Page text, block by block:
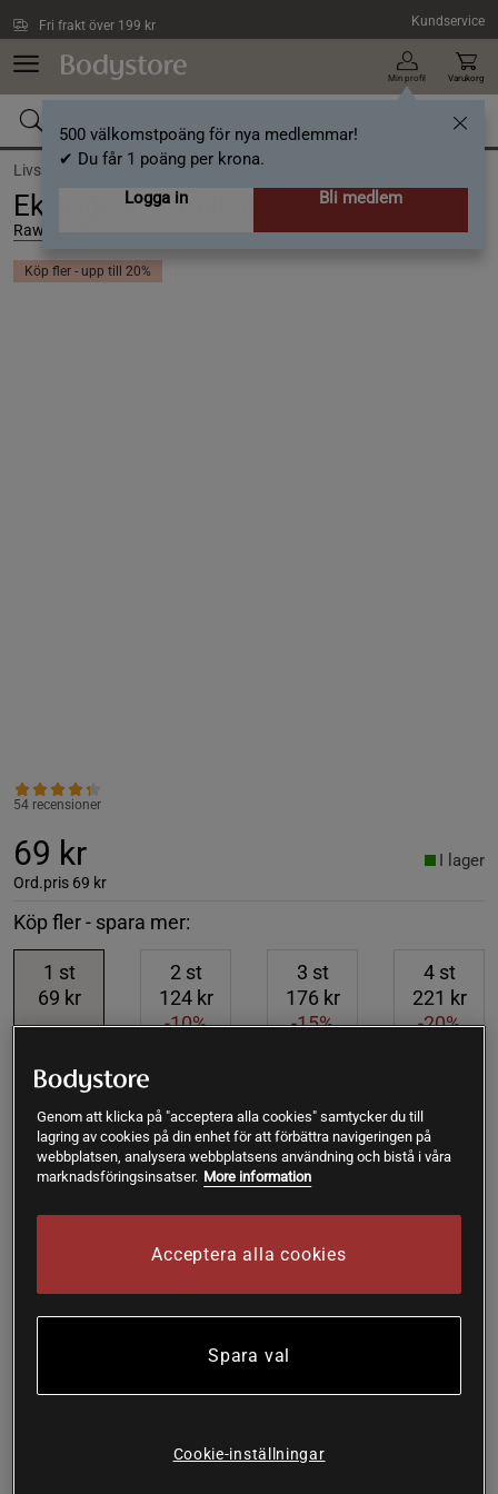
Fri frakt över 199 kr Kundservice
Min profil
500 välkomstpoäng för nya medlemmar!
✔ Du får 1 poäng per krona.
Logga in
Bli medlem
Varukorg
Livsmedel /Matlagning / Kryddor
Ekologiskt Kanelpulver 125 g
Rawpowder
Köp fler - upp till 20%
54 recensioner
69 kr
Ord.pris 69 kr
I lager
Köp fler - spara mer:
1 st
69 kr
2 st
124 kr
-10%
3 st
176 kr
-15%
4st
221 kr
-20%
Fri frakt över 199 kr Fri retur 14 dagars ångerrätt
Smaklös! Torr o trist o smakar inte som ceylonkanel brukar
7340135201419
Kanel Ceylon från Rawpowder är ett äkta ekologiskt
Genom att klicka på "acceptera alla cookies" samtycker du till
lagring av cookies på din enhet för att förbättra navigeringen på
webbplatsen, analysera webbplatsens användning och bistå i våra
marknadsföringsinsatser. More information
Acceptera alla cookies
Spara val
Cookie-inställningar